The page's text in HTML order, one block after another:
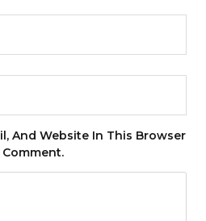
And Website In This Browser